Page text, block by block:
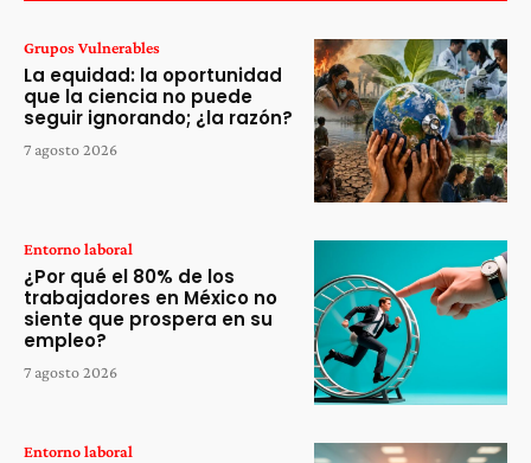
Grupos Vulnerables
La equidad: la oportunidad
que la ciencia no puede
seguir ignorando; ¿la razón?
7 agosto 2026
Entorno laboral
¿Por qué el 80% de los
trabajadores en México no
siente que prospera en su
empleo?
7 agosto 2026
Entorno laboral